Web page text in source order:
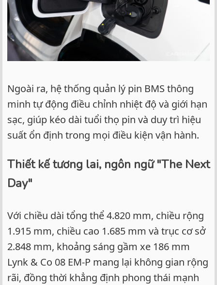
Ngoài ra, hệ thống quản lý pin BMS thông
minh tự động điều chỉnh nhiệt độ và giới hạn
sạc, giúp kéo dài tuổi thọ pin và duy trì hiệu
suất ổn định trong mọi điều kiện vận hành.
Thiết kế tương lai, ngôn ngữ "The Next
Day"
Với chiều dài tổng thể 4.820 mm, chiều rộng
1.915 mm, chiều cao 1.685 mm và trục cơ sở
2.848 mm, khoảng sáng gầm xe 186 mm
Lynk & Co 08 EM-P mang lại không gian rộng
rãi, đồng thời khẳng định phong thái mạnh